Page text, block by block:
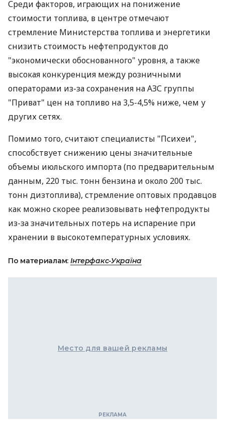
Среди факторов, играющих на понижение
стоимости топлива, в центре отмечают
стремление Министерства топлива и энергетики
снизить стоимость нефтепродуктов до
"экономически обоснованного" уровня, а также
высокая конкуренция между розничными
операторами из-за сохранения на АЗС группы
"Приват" цен на топливо на 3,5-4,5% ниже, чем у
других сетях.
Помимо того, считают специалисты "Психеи",
способствует снижению цены значительные
объемы июльского импорта (по предварительным
данным, 220 тыс. тонн бензина и около 200 тыс.
тонн дизтоплива), стремление оптовых продавцов
как можно скорее реализовывать нефтепродукты
из-за значительных потерь на испарение при
хранении в высокотемпературных условиях.
По материалам: Інтерфакс-Україна
Место для вашей рекламы